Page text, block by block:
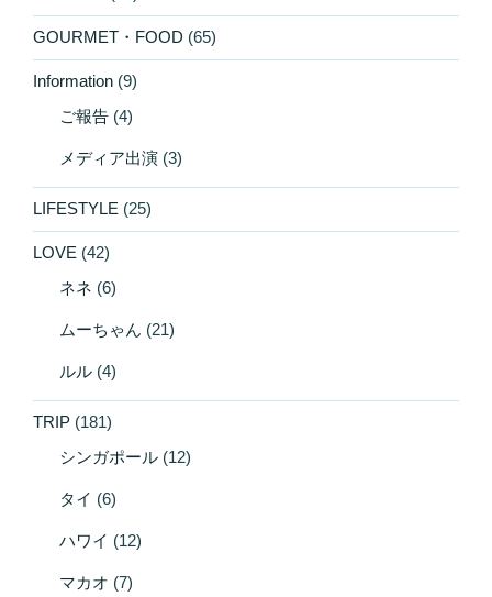
GOURMET・FOOD (65)
Information (9)
ご報告 (4)
メディア出演 (3)
LIFESTYLE (25)
LOVE (42)
ネネ (6)
ムーちゃん (21)
ルル (4)
TRIP (181)
シンガポール (12)
タイ (6)
ハワイ (12)
マカオ (7)